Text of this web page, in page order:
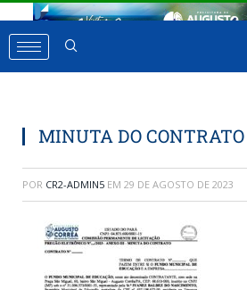
MINUTA DO
POR CR2-ADMIN5 EM 29 DE AGOSTO DE 2023